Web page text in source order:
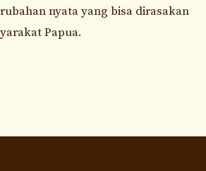
nyata yang bisa dirasakan
Papua.